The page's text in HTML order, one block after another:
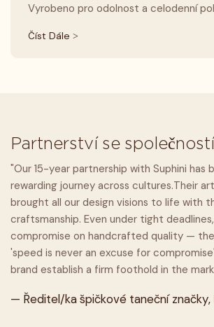
Vyrobeno pro odolnost a celodenní
Číst Dále >
Partnerství se
"Our 15-year partnership with Suphini has
rewarding journey across cultures.Their
brought all our design visions to life with
craftsmanship. Even under tight
compromise on handcrafted quality —
'speed is never an excuse for
brand establish a firm foothold in the
— Ředitel/ka špičkové taneční značky,